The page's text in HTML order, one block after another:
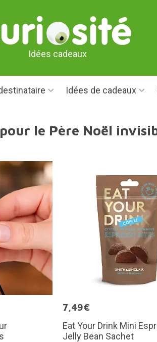
Idées cadeaux
Idées de cadeaux
le Père Noël
7,49€
Eat Your Drink Mini
Jelly Bean Sachet